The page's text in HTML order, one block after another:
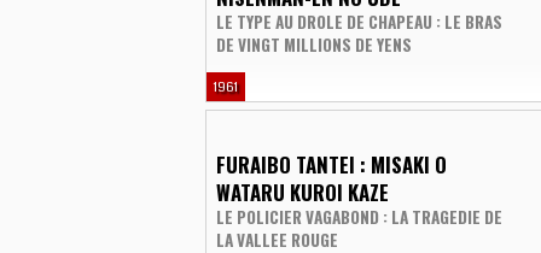
LE TYPE AU DROLE DE CHAPEAU : LE BRAS
DE VINGT MILLIONS DE YENS
1961
FURAIBO TANTEI : MISAKI O
WATARU KUROI KAZE
LE POLICIER VAGABOND : LA TRAGEDIE DE
LA VALLEE ROUGE